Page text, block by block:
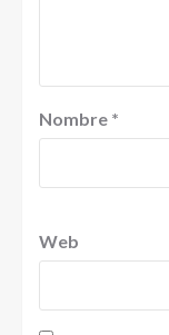
Nombre *
Web